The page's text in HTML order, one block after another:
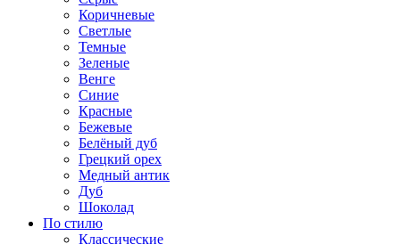
Коричневые
Светлые
Темные
Зеленые
Венге
Синие
Красные
Бежевые
Белёный дуб
Грецкий орех
Медный антик
Дуб
Шоколад
По стилю
Классические